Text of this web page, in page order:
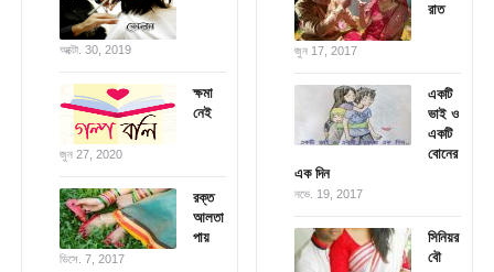
অক্টো. 30, 2019
ক্ষমা
নেই
জুন 27, 2020
রক্ত
আলতা
পায়
ডিসে. 7, 2017
রাত
জুন 17, 2017
একটি
ভাই ও
একটি
বোনের
এক দিন
নভে. 19, 2017
সিনিয়র
বৌ